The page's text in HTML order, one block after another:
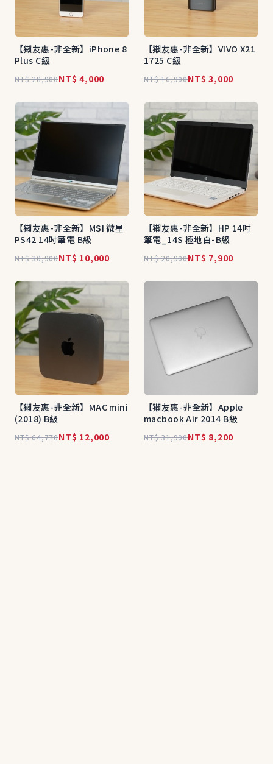
【獺友惠-非全新】iPhone 8
Plus C級
NT$ 28,900NT$ 4,000
【獺友惠-非全新】VIVO X21
1725 C級
NT$ 16,900NT$ 3,000
【獺友惠-非全新】MSI 微星
PS42 14吋筆電 B級
NT$ 30,900NT$ 10,000
【獺友惠-非全新】HP 14吋
筆電_14S 極地白-B級
NT$ 20,900NT$ 7,900
【獺友惠-非全新】MAC mini
(2018) B級
NT$ 64,770NT$ 12,000
【獺友惠-非全新】Apple
macbook Air 2014 B級
NT$ 31,900NT$ 8,200